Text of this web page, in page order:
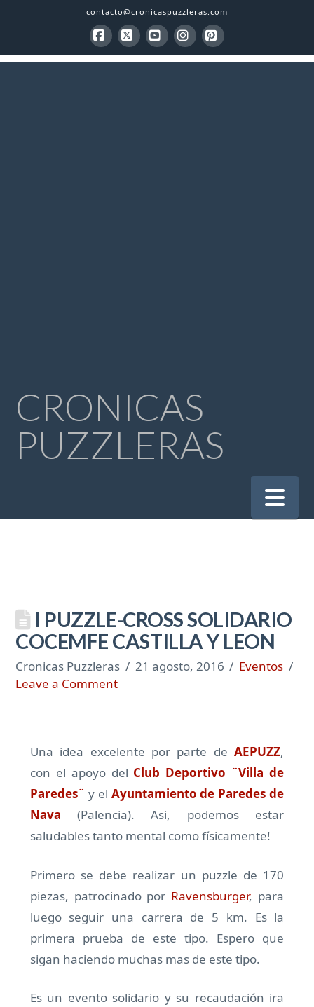
contacto@cronicaspuzzleras.com
Facebook
X YouTubeInstagram
Pinterest
CRONICAS
PUZZLERAS
I PUZZLE-CROSS SOLIDARIO
COCEMFE CASTILLA Y LEON
Cronicas Puzzleras 21 agosto, 2016
Eventos
Leave a Comment
Una idea excelente por parte deAEPUZZ,
con el apoyo del Club Deportivo ¨Villa de
Paredes¨ y el Ayuntamiento de Paredes de
Nava(Palencia). Asi, podemos estar
saludables tanto mental como físicamente!
Primero se debe realizar un puzzle de 170
piezas, patrocinado por Ravensburger, para
luego seguir una carrera de 5 km. Es la
primera prueba de este tipo. Espero que
sigan haciendo muchas mas de este tipo.
Es un evento solidario y su recaudación ira